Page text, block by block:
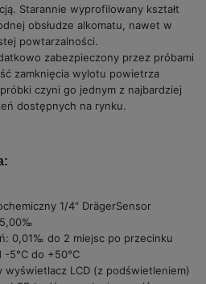
Starannie wyprofilowany kształt
obsłudze alkomatu, nawet w
powtarzalności.
zabezpieczony przez próbami
zamknięcia wylotu powietrza
czyni go jednym z najbardziej
dostępnych na rynku.
1/4" DrägerSensor
5,00‰
0,01‰ do 2 miejsc po przecinku
-5°C do +50°C
wyświetlacz LCD (z podświetleniem)